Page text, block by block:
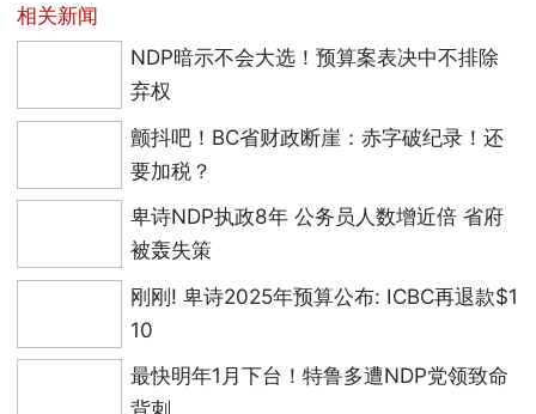
相关新闻
NDP暗示不会大选！预算案表决中不排除
弃权
颤抖吧！BC省财政断崖：赤字破纪录！还
要加税？
卑诗NDP执政8年 公务员人数增近倍 省府
被轰失策
刚刚! 卑诗2025年预算公布: ICBC再退款$1
10
最快明年1月下台！特鲁多遭NDP党领致命
背刺